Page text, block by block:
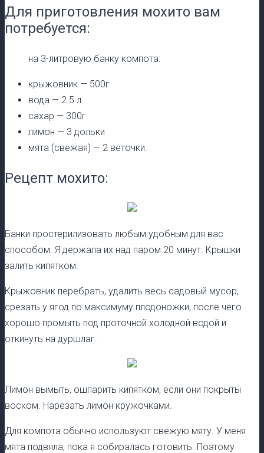
Для приготовления мохито вам
потребуется:
на 3-литровую банку компота:
крыжовник — 500г
вода — 2.5 л
сахар — 300г
лимон — 3 дольки
мята (свежая) — 2 веточки.
Рецепт мохито:
Банки простерилизовать любым удобным для вас
способом. Я держала их над паром 20 минут. Крышки
залить кипятком.
Крыжовник перебрать, удалить весь садовый мусор,
срезать у ягод по максимуму плодоножки, после чего
хорошо промыть под проточной холодной водой и
откинуть на дуршлаг.
Лимон вымыть, ошпарить кипятком, если они покрыты
воском. Нарезать лимон кружочками.
Для компота обычно используют свежую мяту. У меня
мята подвяла, пока я собиралась готовить. Поэтому